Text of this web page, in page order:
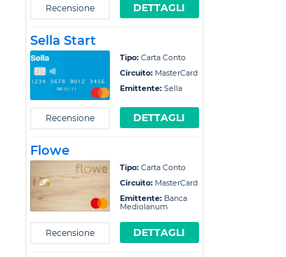
Recensione DETTAGLI
Sella Start
Tipo:Carta Conto
Circuito:MasterCard
Emittente:Sella
Recensione DETTAGLI
Flowe
Tipo:Carta Conto
Circuito:MasterCard
Emittente:Banca
Mediolanum
Recensione DETTAGLI